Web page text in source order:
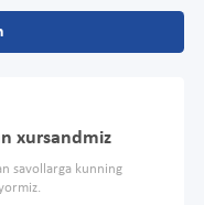
xursandmiz
savollarga kunning